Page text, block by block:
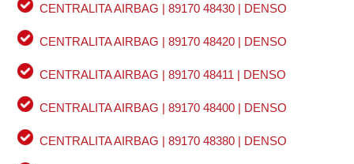
CENTRALITA AIRBAG | 89170 48430 | DENSO
CENTRALITA AIRBAG | 89170 48420 | DENSO
CENTRALITA AIRBAG | 89170 48411 | DENSO
CENTRALITA AIRBAG | 89170 48400 | DENSO
CENTRALITA AIRBAG | 89170 48380 | DENSO